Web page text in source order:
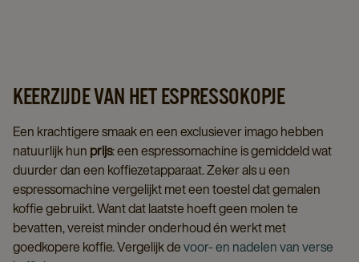
KEERZIJDE VAN HET ESPRESSOKOPJE
Een krachtigere smaak en een exclusiever imago hebben
natuurlijk hun prijs: een espressomachine is gemiddeld wat
duurder dan een koffiezetapparaat. Zeker als u een
espressomachine vergelijkt met een toestel dat gemalen
koffie gebruikt. Want dat laatste hoeft geen molen te
bevatten, vereist minder onderhoud én werkt met
goedkopere koffie. Vergelijk devoor- en nadelen van verse